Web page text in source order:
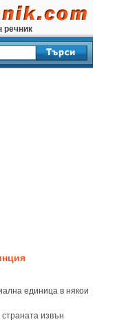
речник
единица в някои
извън